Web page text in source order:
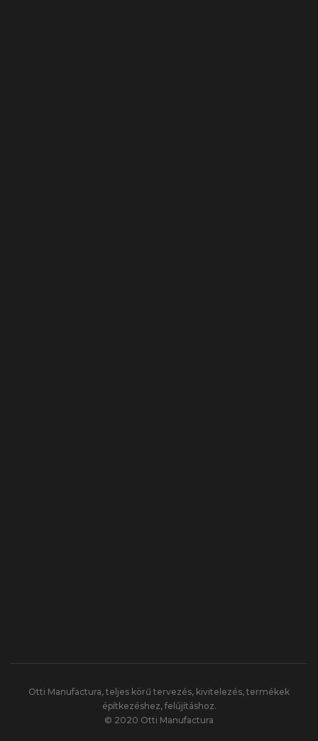
Otti Manufactura, teljes körű tervezés, kivitelezés, termékek
építkezéshez, felújításhoz.
© 2020 Otti Manufactura